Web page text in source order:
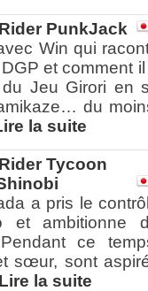
PunkJack
Win qui
et comment
Jeu Girori en
du
la suite
Tycoon
a pris le
et ambitionne
ce
sœur, sont
Lire la suite